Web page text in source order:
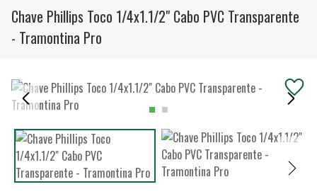
Chave Phillips Toco 1/4x1.1/2" Cabo PVC Transparente
- Tramontina Pro